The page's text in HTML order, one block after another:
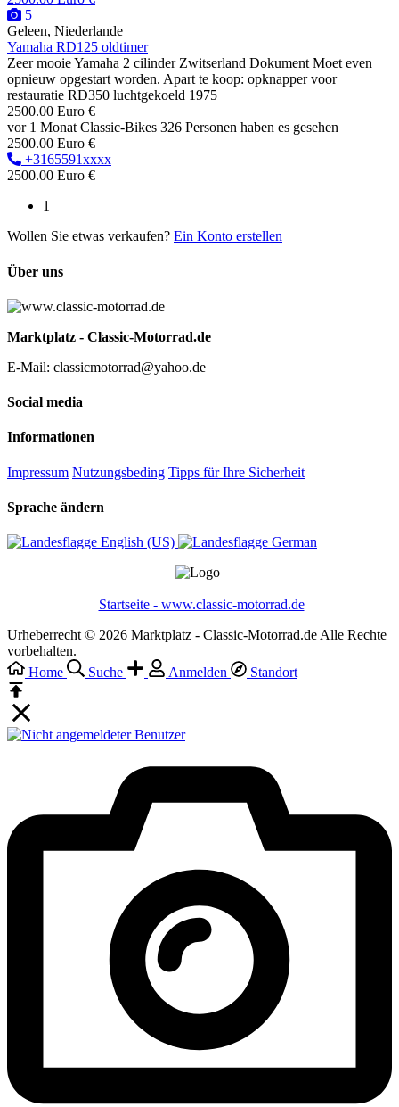
5
Geleen, Niederlande
Yamaha RD125 oldtimer
Zeer mooie Yamaha 2 cilinder Zwitserland Dokument Moet even
opnieuw opgestart worden. Apart te koop: opknapper voor
restauratie RD350 luchtgekoeld 1975
2500.00 Euro €
vor 1 Monat Classic-Bikes 326 Personen haben es gesehen
2500.00 Euro €
+3165591xxxx
2500.00 Euro €
1
Wollen Sie etwas verkaufen? Ein Konto erstellen
Über uns
Marktplatz - Classic-Motorrad.de
E-Mail: classicmotorrad@yahoo.de
Social media
Informationen
Impressum Nutzungsbeding Tipps für Ihre Sicherheit
Sprache ändern
English (US)‎ German‎
Startseite - www.classic-motorrad.de
Urheberrecht © 2026 Marktplatz - Classic-Motorrad.de Alle Rechte
vorbehalten.
Home
Suche Anmelden Standort